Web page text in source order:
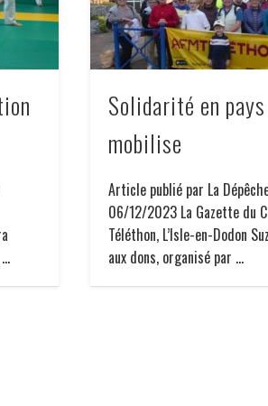
Solidarité en
mobilise
Article publié par La
06/12/2023 La Gazette du
Téléthon, L’Isle-en-Dodon
aux dons, organisé par …